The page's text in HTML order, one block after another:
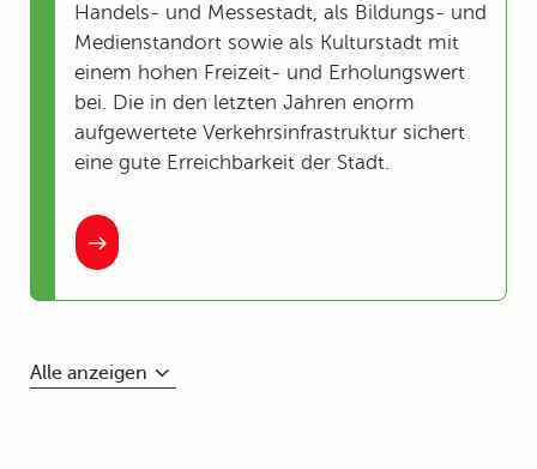
Handels- und Messestadt, als Bildungs- und
Medienstandort sowie als Kulturstadt mit
einem hohen Freizeit- und Erholungswert
bei. Die in den letzten Jahren enorm
aufgewertete Verkehrsinfrastruktur sichert
eine gute Erreichbarkeit der Stadt.
Alle anzeigen